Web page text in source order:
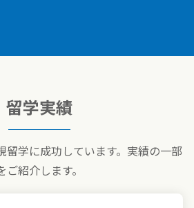
留学実績
留学に成功しています。実績の一部
ご紹介します。